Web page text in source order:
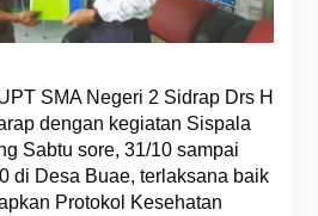
SMA Negeri 2 Sidrap Drs H
dengan kegiatan Sispala
Sabtu sore, 31/10 sampai
di Desa Buae, terlaksana baik
Protokol Kesehatan